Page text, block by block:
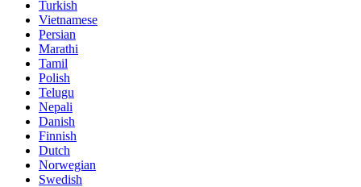
Turkish
Vietnamese
Persian
Marathi
Tamil
Polish
Telugu
Nepali
Danish
Finnish
Dutch
Norwegian
Swedish